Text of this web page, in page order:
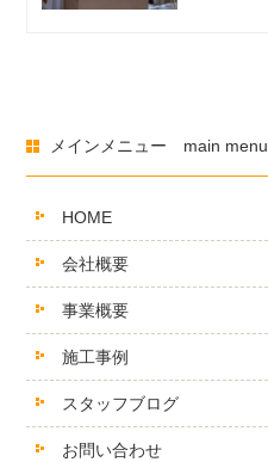
メインメニュー main menu
HOME
会社概要
事業概要
施工事例
スタッフブログ
お問い合わせ